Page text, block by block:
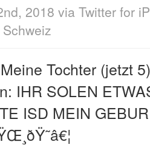
2018 via Twitter for
Tochter (jetzt
IHR SOLEN
ISD MEIN